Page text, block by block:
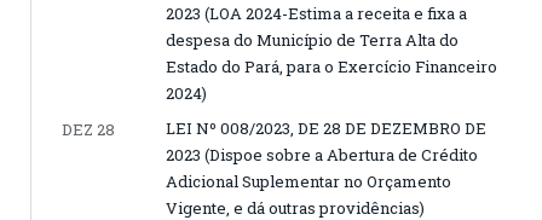
2023 (LOA 2024-Estima a receita e fixa a
despesa do Município de Terra Alta do
Estado do Pará, para o Exercício Financeiro
2024)
DEZ 28
LEI Nº 008/2023, DE 28 DE DEZEMBRO DE
2023 (Dispoe sobre a Abertura de Crédito
Adicional Suplementar no Orçamento
Vigente, e dá outras providências)